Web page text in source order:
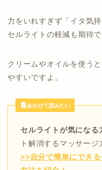
力をいれすぎず「イタ気
セルライトの軽減も期待
クリームやオイルを使う
やすいですよ。
あわせて読みたい
セルライトが気になる
ト解消するマッサージ
>>自分で簡単にでき